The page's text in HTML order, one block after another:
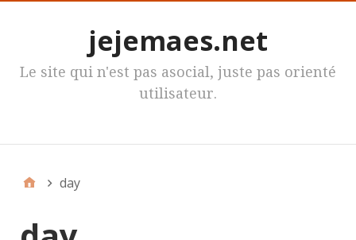
jejemaes.net
Le site qui n'est pas asocial, juste pas orienté
utilisateur.
day